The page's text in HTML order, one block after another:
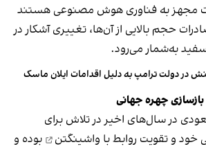
مجهز به فناوری هوش مصنوعی هستند
حجم بالایی از آن‌ها، تغییری آشکار در
به‌شمار می‌رود.
در دولت ترامپ به دلیل اقدامات ایلان ماسک
چهره جهانی
در سال‌های اخیر در تلاش برای
خود وتقویت روابط با واشینگتن
بوده و